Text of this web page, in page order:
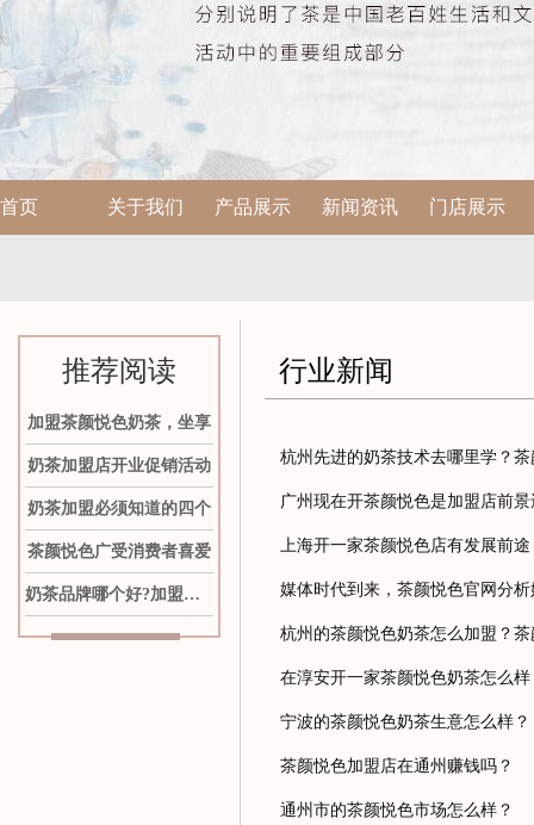
首页 关于我们 产品展示 新闻资讯 门店展示
推荐阅读
加盟茶颜悦色奶茶，坐享
奶茶加盟店开业促销活动
奶茶加盟必须知道的四个
茶颜悦色广受消费者喜爱
奶茶品牌哪个好?加盟茶颜
行业新闻
杭州先进的奶茶技术去哪里学？
广州现在开茶颜悦色是加盟店前
上海开一家茶颜悦色店有发展前
媒体时代到来，茶颜悦色官网分
杭州的茶颜悦色奶茶怎么加盟？
在淳安开一家茶颜悦色奶茶怎么
宁波的茶颜悦色奶茶生意怎么样？
茶颜悦色加盟店在通州赚钱吗？
通州市的茶颜悦色市场怎么样？